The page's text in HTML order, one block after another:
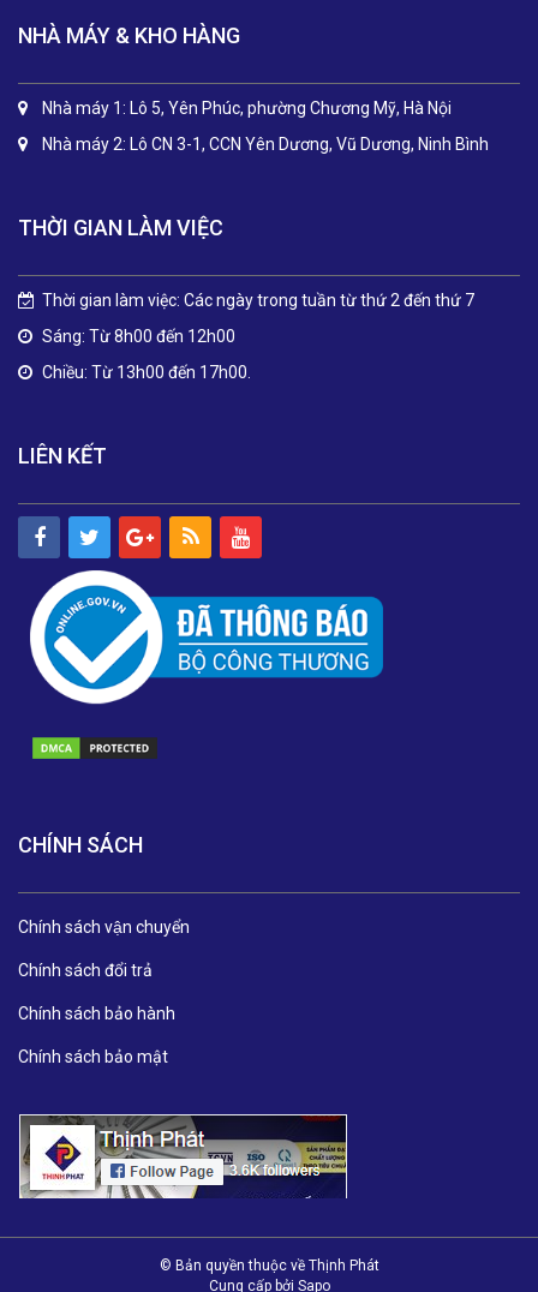
NHÀ MÁY & KHO HÀNG
Nhà máy 1: Lô 5, Yên Phúc, phường Chương Mỹ, Hà Nội
Nhà máy 2: Lô CN 3-1, CCN Yên Dương, Vũ Dương, Ninh Bình
THỜI GIAN LÀM VIỆC
Thời gian làm việc: Các ngày trong tuần từ thứ 2 đến thứ 7
Sáng: Từ 8h00 đến 12h00
Chiều: Từ 13h00 đến 17h00.
LIÊN KẾT
CHÍNH SÁCH
Chính sách vận chuyển
Chính sách đổi trả
Chính sách bảo hành
Chính sách bảo mật
© Bản quyền thuộc về Thịnh Phát
Cung cấp bởi Sapo